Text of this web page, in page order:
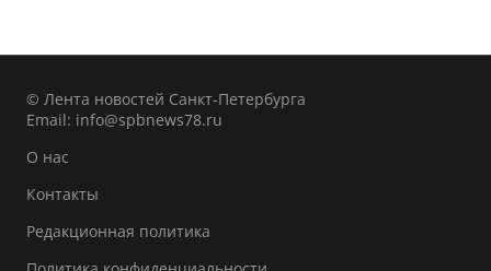
© Лента новостей Санкт-Петербурга
Email: info@spbnews78.ru
О нас
Контакты
Редакционная политика